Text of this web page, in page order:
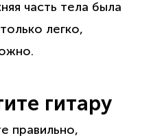
часть тела была
легко,
гитару
правильно,